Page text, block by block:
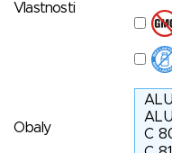
Vlastnosti
Obaly